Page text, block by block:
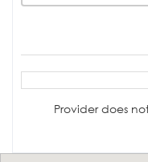
Provider does